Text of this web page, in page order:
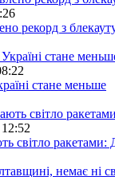
рекорд з
стане меньше
світло